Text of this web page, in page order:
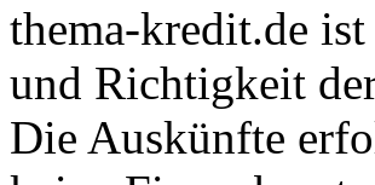
thema-kredit.de
und Richtigkeit
Die Auskünfte